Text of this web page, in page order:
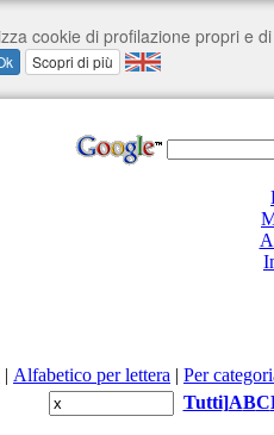
| Alfabetico per lettera | Per
Tutti]ABC